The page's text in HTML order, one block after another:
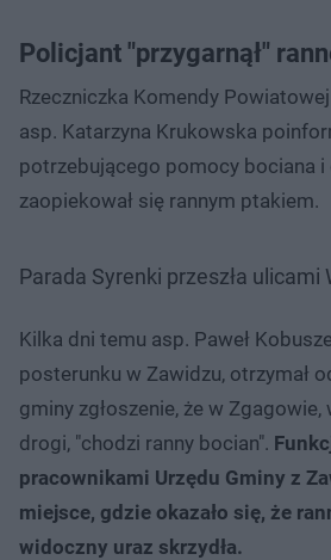
Policjant "przygarnął"
Rzeczniczka Komendy
asp. Katarzyna Krukowska
potrzebującego pomocy bociana
zaopiekował się rannym ptakiem.
Parada Syrenki przeszła ulicami
Kilka dni temu asp. Paweł
posterunku w Zawidzu, otrzymał
gminy zgłoszenie, że w
drogi, "chodzi ranny bocian".
pracownikami Urzędu Gminy z
miejsce, gdzie okazało się, że
widoczny uraz skrzydła.